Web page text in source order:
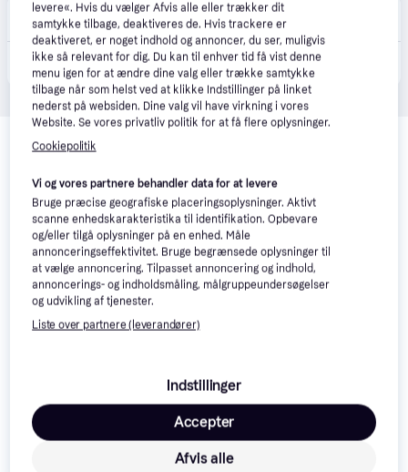
Autodoc.dk
Laveste pris
LIQUI MOLY Rens, benzinindsprøjtningssystem OPEL 21281
Eller 3 betalinger af 43 kr.
Relaterede produkter
interesser. Vis alle
levere«. Hvis du vælger Afvis alle eller trækker dit
samtykke tilbage, deaktiveres de. Hvis trackere er
deaktiveret, er noget indhold og annoncer, du ser, muligvis
ikke så relevant for dig. Du kan til enhver tid få vist denne
menu igen for at ændre dine valg eller trække samtykke
tilbage når som helst ved at klikke Indstillinger på linket
nederst på websiden. Dine valg vil have virkning i vores
Website. Se vores privatliv politik for at få flere oplysninger.
Cookiepolitik
Vi og vores partnere behandler data for at levere
Bruge præcise geografiske placeringsoplysninger. Aktivt
scanne enhedskarakteristika til identifikation. Opbevare
og/eller tilgå oplysninger på en enhed. Måle
annonceringseffektivitet. Bruge begrænsede oplysninger til
at vælge annoncering. Tilpasset annoncering og indhold,
annoncerings- og indholdsmåling, målgruppeundersøgelser
og udvikling af tjenester.
Liste over partnere (leverandører)
Indstillinger
Afvis alle
Accepter